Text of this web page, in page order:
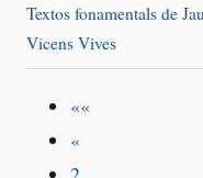
Textos fonamentals de
Vicens Vives
««
«